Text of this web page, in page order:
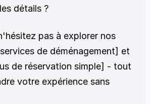
détails ?
pas à explorer nos
de déménagement] et
de réservation simple] - tout
votre expérience sans